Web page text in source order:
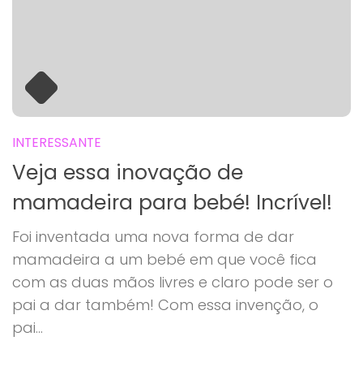
INTERESSANTE
Veja essa inovação de
mamadeira para bebé! Incrível!
Foi inventada uma nova forma de dar
mamadeira a um bebé em que você fica
com as duas mãos livres e claro pode ser o
pai a dar também! Com essa invenção, o
pai...